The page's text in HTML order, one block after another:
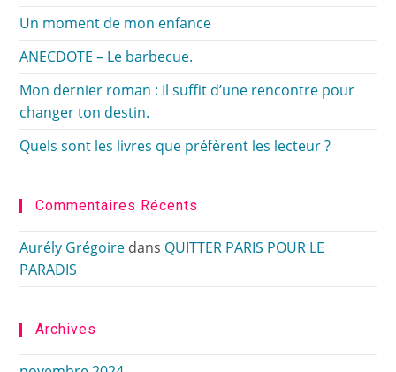
Un moment de mon enfance
ANECDOTE – Le barbecue.
Mon dernier roman : Il suffit d’une rencontre pour
changer ton destin.
Quels sont les livres que préfèrent les lecteur ?
Commentaires Récents
Aurély Grégoire dans QUITTER PARIS POUR LE
PARADIS
Archives